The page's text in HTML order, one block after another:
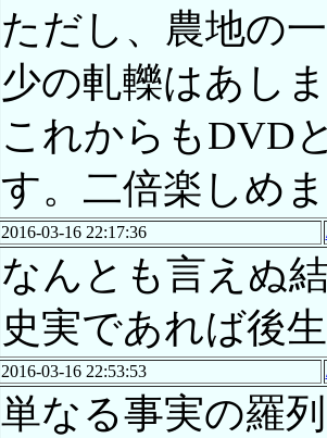
ただし、農地の
少の軋轢はあし
これからもDVD
す。二倍楽しめ
2016-03-16 22:17:36
なんとも言えぬ
史実であれば後
2016-03-16 22:53:53
単なる事実の羅